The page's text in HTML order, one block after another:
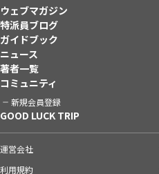
ウェブマガジン
特派員ブログ
ガイドブック
ニュース
著者一覧
コミュニティ
新規会員登録
GOOD LUCK TRIP
運営会社
利用規約